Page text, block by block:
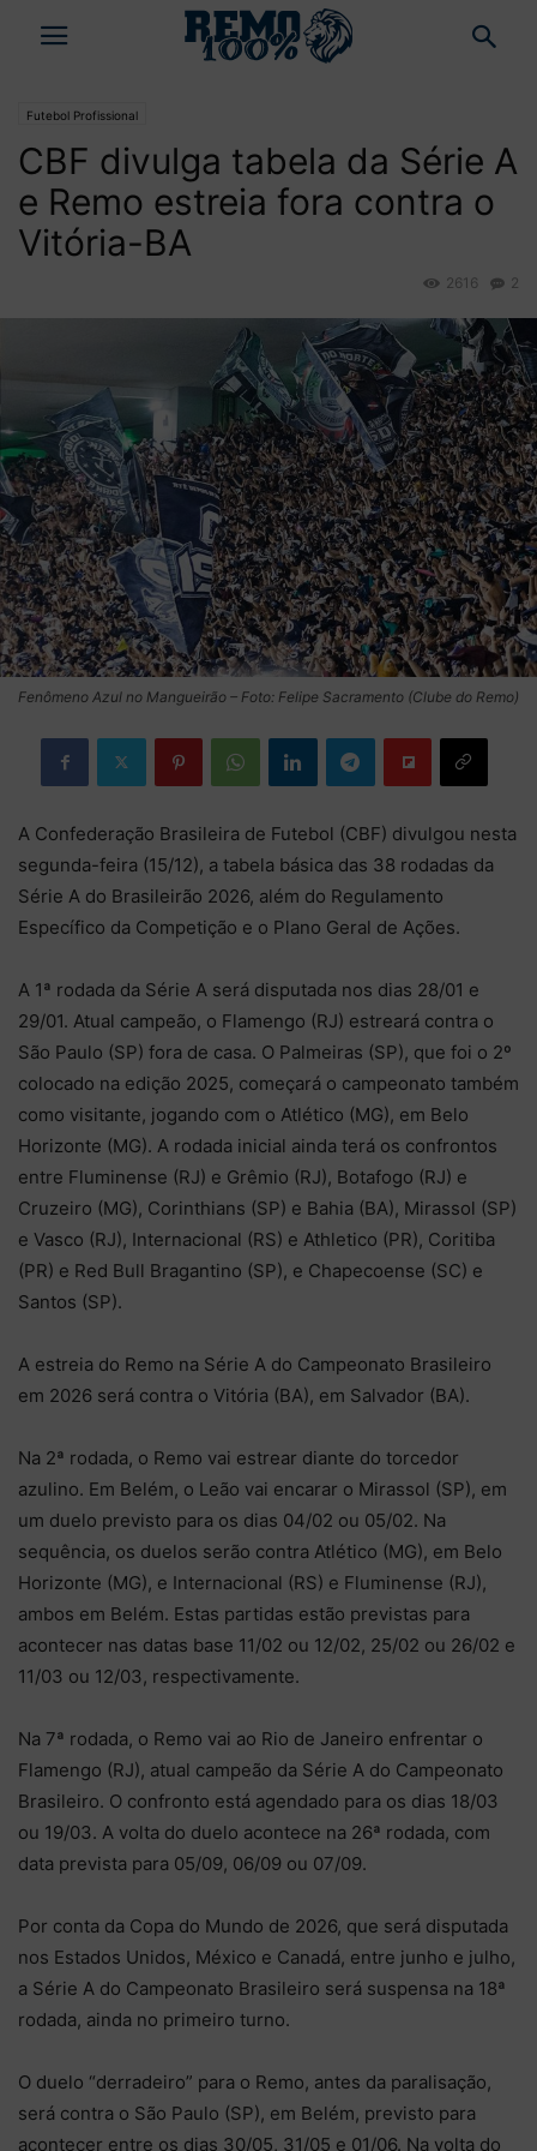
Futebol Profissional
CBF divulga tabela da Série A
e Remo estreia fora contra o
Vitória-BA
2
2616
Fenômeno Azul no Mangueirão – Foto: Felipe Sacramento (Clube do Remo)
A Confederação Brasileira de Futebol (CBF) divulgou nesta
segunda-feira (15/12), a tabela básica das 38 rodadas da
Série A do Brasileirão 2026, além do Regulamento
Específico da Competição e o Plano Geral de Ações.
A 1ª rodada da Série A será disputada nos dias 28/01 e
29/01. Atual campeão, o Flamengo (RJ) estreará contra o
São Paulo (SP) fora de casa. O Palmeiras (SP), que foi o 2º
colocado na edição 2025, começará o campeonato também
como visitante, jogando com o Atlético (MG), em Belo
Horizonte (MG). A rodada inicial ainda terá os confrontos
entre Fluminense (RJ) e Grêmio (RJ), Botafogo (RJ) e
Cruzeiro (MG), Corinthians (SP) e Bahia (BA), Mirassol (SP)
e Vasco (RJ), Internacional (RS) e Athletico (PR), Coritiba
(PR) e Red Bull Bragantino (SP), e Chapecoense (SC) e
Santos (SP).
A estreia do Remo na Série A do Campeonato Brasileiro
em 2026 será contra o Vitória (BA), em Salvador (BA).
Na 2ª rodada, o Remo vai estrear diante do torcedor
azulino. Em Belém, o Leão vai encarar o Mirassol (SP), em
um duelo previsto para os dias 04/02 ou 05/02. Na
sequência, os duelos serão contra Atlético (MG), em Belo
Horizonte (MG), e Internacional (RS) e Fluminense (RJ),
ambos em Belém. Estas partidas estão previstas para
acontecer nas datas base 11/02 ou 12/02, 25/02 ou 26/02 e
11/03 ou 12/03, respectivamente.
Na 7ª rodada, o Remo vai ao Rio de Janeiro enfrentar o
Flamengo (RJ), atual campeão da Série A do Campeonato
Brasileiro. O confronto está agendado para os dias 18/03
ou 19/03. A volta do duelo acontece na 26ª rodada, com
data prevista para 05/09, 06/09 ou 07/09.
Por conta da Copa do Mundo de 2026, que será disputada
nos Estados Unidos, México e Canadá, entre junho e julho,
a Série A do Campeonato Brasileiro será suspensa na 18ª
rodada, ainda no primeiro turno.
O duelo “derradeiro” para o Remo, antes da paralisação,
será contra o São Paulo (SP), em Belém, previsto para
acontecer entre os dias 30/05, 31/05 e 01/06. Na volta do